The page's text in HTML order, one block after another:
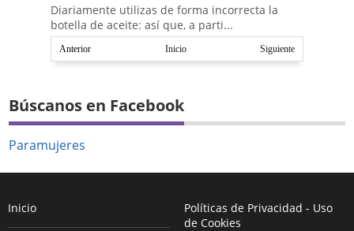
Diariamente utilizas de forma incorrecta la
botella de aceite: así que, a parti...
Anterior Siguiente
Inicio
Búscanos en Facebook
Paramujeres
Inicio
Políticas de Privacidad - Uso
de Cookies